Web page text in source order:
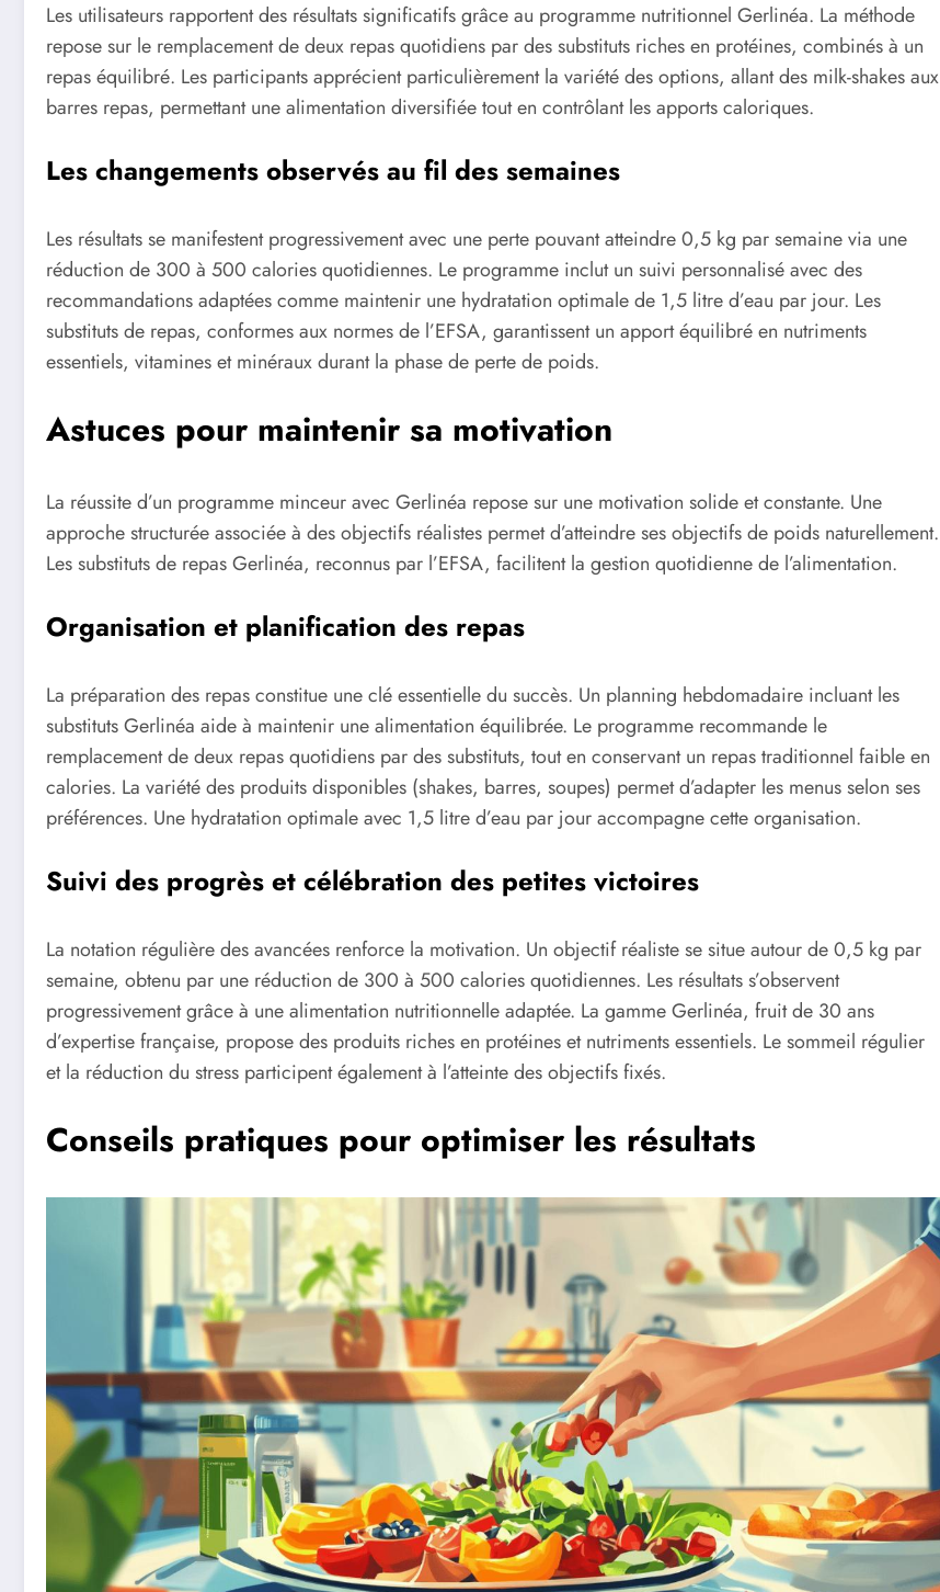
Les utilisateurs rapportent des résultats significatifs grâce au programme nutritionnel Gerlinéa. La méthode
repose sur le remplacement de deux repas quotidiens par des substituts riches en protéines, combinés à un
repas équilibré. Les participants apprécient particulièrement la variété des options, allant des milk-shakes aux
barres repas, permettant une alimentation diversifiée tout en contrôlant les apports caloriques.
Les changements observés au fil des semaines
Les résultats se manifestent progressivement avec une perte pouvant atteindre 0,5 kg par semaine via une
réduction de 300 à 500 calories quotidiennes. Le programme inclut un suivi personnalisé avec des
recommandations adaptées comme maintenir une hydratation optimale de 1,5 litre d’eau par jour. Les
substituts de repas, conformes aux normes de l’EFSA, garantissent un apport équilibré en nutriments
essentiels, vitamines et minéraux durant la phase de perte de poids.
Astuces pour maintenir sa motivation
La réussite d’un programme minceur avec Gerlinéa repose sur une motivation solide et constante. Une
approche structurée associée à des objectifs réalistes permet d’atteindre ses objectifs de poids naturellement.
Les substituts de repas Gerlinéa, reconnus par l’EFSA, facilitent la gestion quotidienne de l’alimentation.
Organisation et planification des repas
La préparation des repas constitue une clé essentielle du succès. Un planning hebdomadaire incluant les
substituts Gerlinéa aide à maintenir une alimentation équilibrée. Le programme recommande le
remplacement de deux repas quotidiens par des substituts, tout en conservant un repas traditionnel faible en
calories. La variété des produits disponibles (shakes, barres, soupes) permet d’adapter les menus selon ses
préférences. Une hydratation optimale avec 1,5 litre d’eau par jour accompagne cette organisation.
Suivi des progrès et célébration des petites victoires
La notation régulière des avancées renforce la motivation. Un objectif réaliste se situe autour de 0,5 kg par
semaine, obtenu par une réduction de 300 à 500 calories quotidiennes. Les résultats s’observent
progressivement grâce à une alimentation nutritionnelle adaptée. La gamme Gerlinéa, fruit de 30 ans
d’expertise française, propose des produits riches en protéines et nutriments essentiels. Le sommeil régulier
et la réduction du stress participent également à l’atteinte des objectifs fixés.
Conseils pratiques pour optimiser les résultats